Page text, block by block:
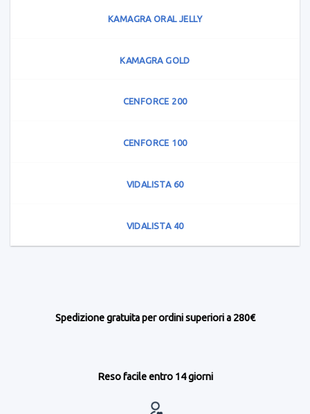
KAMAGRA ORAL JELLY
KAMAGRA GOLD
CENFORCE 200
CENFORCE 100
VIDALISTA 60
VIDALISTA 40
Spedizione gratuita per ordini superiori a 280€
Reso facile entro 14 giorni